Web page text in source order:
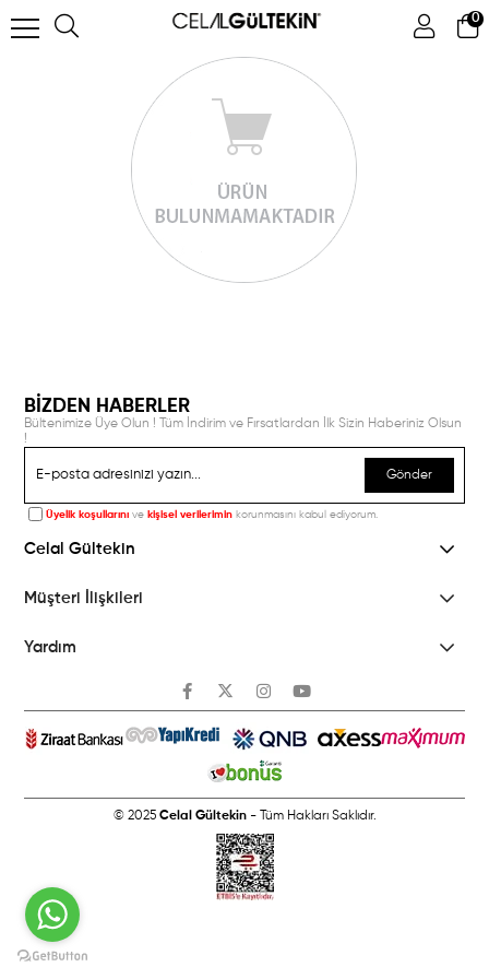
0
Facebook İle Bağlan
Google İle Bağlan
BİZDEN HABERLER
Bültenimize Üye Olun ! Tüm İndirim ve Fırsatlardan İlk Sizin Haberiniz Olsun
!
Gönder
Üyelik koşullarını ve kişisel verilerimin korunmasını kabul ediyorum.
Celal Gültekin
Müşteri İlişkileri
Yardım
© 2025Celal Gültekin- Tüm Hakları Saklıdır.